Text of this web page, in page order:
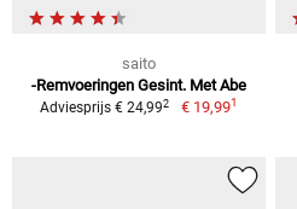
saito
-Remvoeringen Gesint. Met Abe
Adviesprijs € 24,992 € 19,991